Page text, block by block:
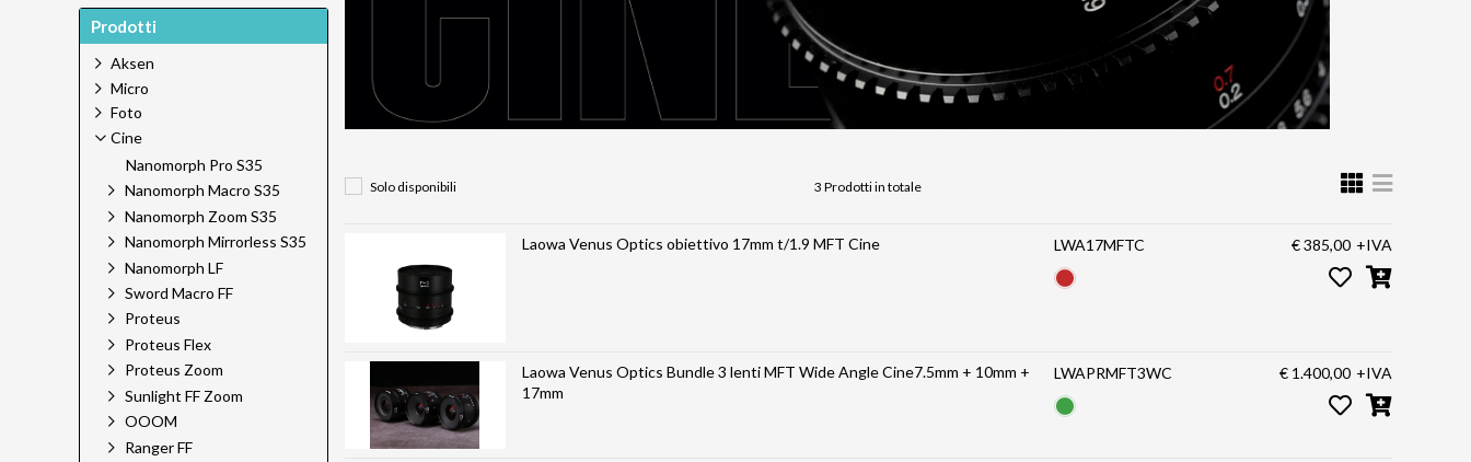
Solo disponibili 3 Prodotti in totale
Laowa Venus Optics obiettivo 17mm t/1.9 MFT Cine LWA17MFTC € 385,00 +IVA
Laowa Venus Optics Bundle 3 lenti MFT Wide Angle Cine7.5mm + 10mm +
17mm
LWAPRMFT3WC € 1.400,00 +IVA
Prodotti
Aksen
Micro
Foto
Cine
Nanomorph Pro S35
Nanomorph Macro S35
Nanomorph Zoom S35
Nanomorph Mirrorless S35
Nanomorph LF
Sword Macro FF
Proteus
Proteus Flex
Proteus Zoom
Sunlight FF Zoom
OOOM
Ranger FF